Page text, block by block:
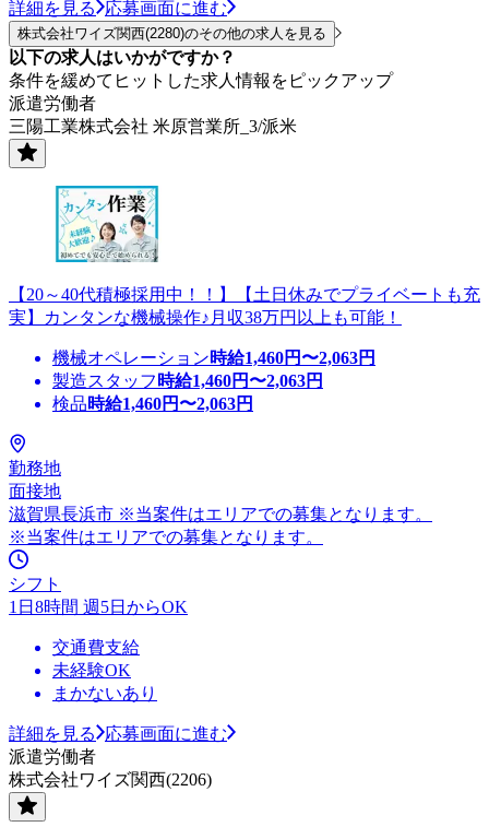
詳細を見る 応募画面に進む
株式会社ワイズ関西(2280)のその他の求人を見る
以下の求人はいかがですか？
条件を緩めてヒットした求人情報をピックアップ
派遣労働者
三陽工業株式会社 米原営業所_3/派米
【20～40代積極採用中！！】【土日休みでプライベートも充
実】カンタンな機械操作♪月収38万円以上も可能！
機械オペレーション時給1,460円〜2,063円
製造スタッフ 時給1,460円〜2,063円
検品時給1,460円〜2,063円
勤務地
面接地
滋賀県長浜市 ※当案件はエリアでの募集となります。
※当案件はエリアでの募集となります。
シフト
1日8時間 週5日からOK
交通費支給
未経験OK
まかないあり
詳細を見る
応募画面に進む
派遣労働者
株式会社ワイズ関西(2206)